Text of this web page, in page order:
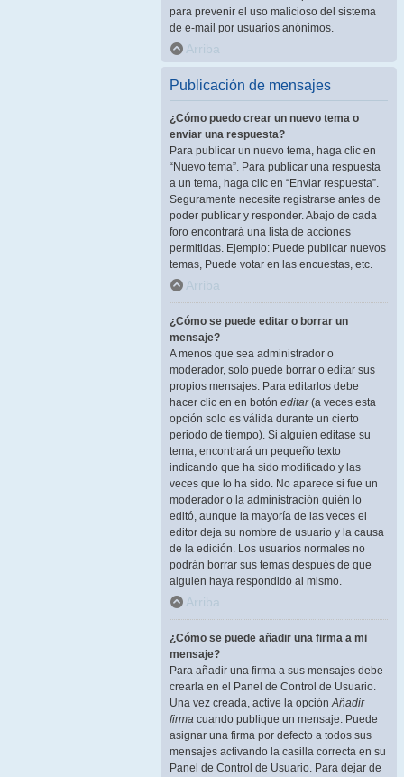
para prevenir el uso malicioso del sistema
de e-mail por usuarios anónimos.
Arriba
Publicación de mensajes
¿Cómo puedo crear un nuevo tema o
enviar una respuesta?
Para publicar un nuevo tema, haga clic en
“Nuevo tema”. Para publicar una respuesta
a un tema, haga clic en “Enviar respuesta”.
Seguramente necesite registrarse antes de
poder publicar y responder. Abajo de cada
foro encontrará una lista de acciones
permitidas. Ejemplo: Puede publicar nuevos
temas, Puede votar en las encuestas, etc.
Arriba
¿Cómo se puede editar o borrar un
mensaje?
A menos que sea administrador o
moderador, solo puede borrar o editar sus
propios mensajes. Para editarlos debe
hacer clic en en botón editar(a veces esta
opción solo es válida durante un cierto
periodo de tiempo). Si alguien editase su
tema, encontrará un pequeño texto
indicando que ha sido modificado y las
veces que lo ha sido. No aparece si fue un
moderador o la administración quién lo
editó, aunque la mayoría de las veces el
editor deja su nombre de usuario y la causa
de la edición. Los usuarios normales no
podrán borrar sus temas después de que
alguien haya respondido al mismo.
Arriba
¿Cómo se puede añadir una firma a mi
mensaje?
Para añadir una firma a sus mensajes debe
crearla en el Panel de Control de Usuario.
Una vez creada, active la opciónAñadir
firma cuando publique un mensaje. Puede
asignar una firma por defecto a todos sus
mensajes activando la casilla correcta en su
Panel de Control de Usuario. Para dejar de